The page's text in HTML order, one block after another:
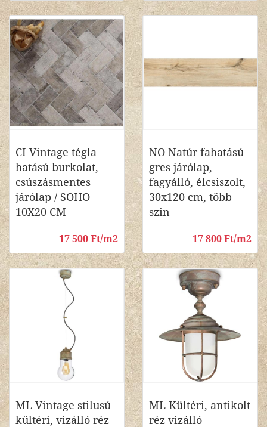
CI Vintage tégla
hatású burkolat,
csúszásmentes
járólap / SOHO
10X20 CM
17 500 Ft/m2
NO Natúr fahatású
gres járólap,
fagyálló, élcsiszolt,
30x120 cm, több
szin
17 800 Ft/m2
ML Vintage stilusú
kültéri, vizálló réz
ML Kültéri, antikolt
réz vizálló